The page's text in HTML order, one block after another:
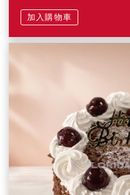
加入購物車